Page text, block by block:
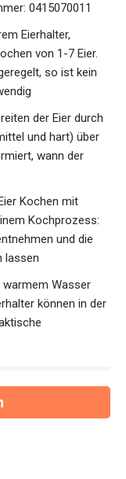
0415070011
Eierhalter,
von 1-7 Eier.
so ist kein
der Eier durch
und hart) über
wann der
Kochen mit
Kochprozess:
und die
lassen
warmem Wasser
können in der